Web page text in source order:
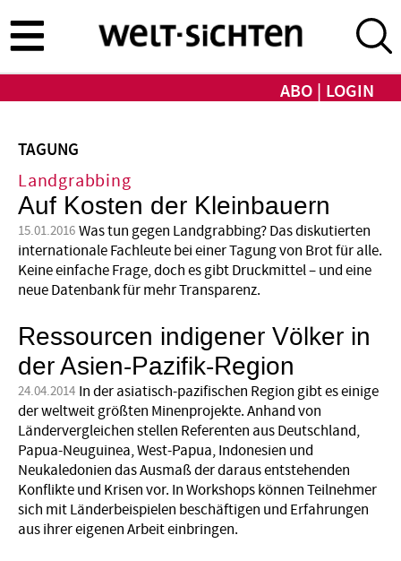
zum
Inhalt
ABO LOGIN
TAGUNG
Landgrabbing
Auf Kosten der Kleinbauern
15.01.2016 Was tun gegen Landgrabbing? Das diskutierten
internationale Fachleute bei einer Tagung von Brot für alle.
Keine einfache Frage, doch es gibt Druckmittel – und eine
neue Datenbank für mehr Transparenz.
Ressourcen indigener Völker in
der Asien-Pazifik-Region
24.04.2014 In der asiatisch-pazifischen Region gibt es einige
der weltweit größten Minenprojekte. Anhand von
Ländervergleichen stellen Referenten aus Deutschland,
Papua-Neuguinea, West-Papua, Indonesien und
Neukaledonien das Ausmaß der daraus entstehenden
Konflikte und Krisen vor. In Workshops können Teilnehmer
sich mit Länderbeispielen beschäftigen und Erfahrungen
aus ihrer eigenen Arbeit einbringen.